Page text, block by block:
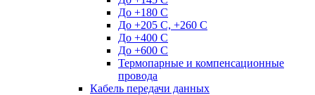
До +180 C
До +205 С, +260 С
До +400 C
До +600 С
Термопарные и компенсационные
провода
Кабель передачи данных